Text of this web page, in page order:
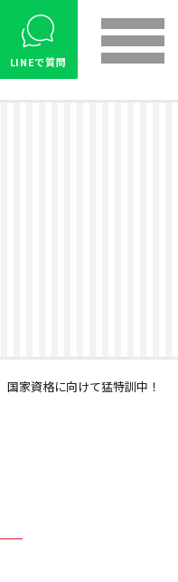
LINEで質問
国家資格に向けて猛特訓中！